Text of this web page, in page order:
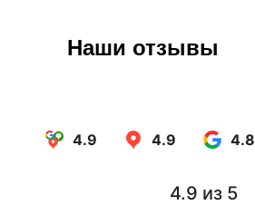
Наши отзывы
4.9 4.9 4.8
4.9 из 5